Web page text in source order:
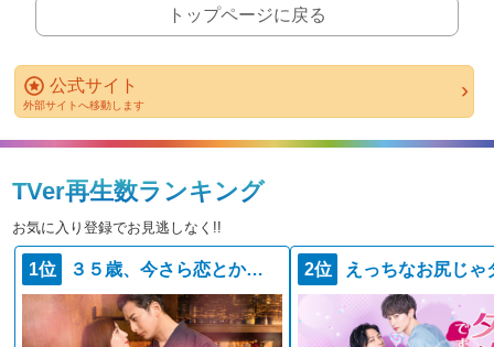
トップページに戻る
公式サイト
外部サイトへ移動します
TVer再生数ランキング
お気に入り登録でお見逃しなく!!
1位 ３５歳、今さら恋とかありえない 2位